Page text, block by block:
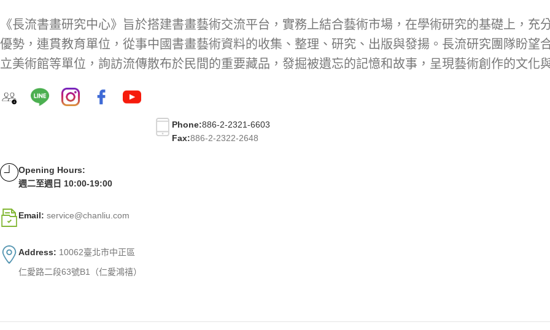
《長流書畫研究中心》旨於搭建書畫藝術交流平台，實務上結合藝術市場，在學術研究的基礎上，充
優勢，連貫教育單位，從事中國書畫藝術資料的收集、整理、研究、出版與發揚。長流研究團隊盼望
立美術館等單位，詢訪流傳散布於民間的重要藏品，發掘被遺忘的記憶和故事，呈現藝術創作的文化
Phone:886-2-2321-6603
Fax:886-2-2322-2648
Opening Hours:
週二至週日 10:00-19:00
Email: service@chanliu.com
Address: 10062臺北市中正區
仁愛路二段63號B1（仁愛鴻禧）